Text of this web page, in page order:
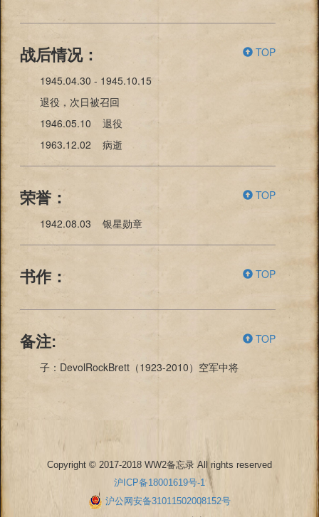
战后情况：
TOP
1945.04.30 - 1945.10.15
退役，次日被召回
1946.05.10 退役
1963.12.02 病逝
荣誉：
TOP
1942.08.03 银星勋章
书作： TOP
备注:
TOP
子：DevolRockBrett（1923-2010）空军中将
Copyright © 2017-2018 WW2备忘录 All rights reserved
沪ICP备18001619号-1
沪公网安备31011502008152号